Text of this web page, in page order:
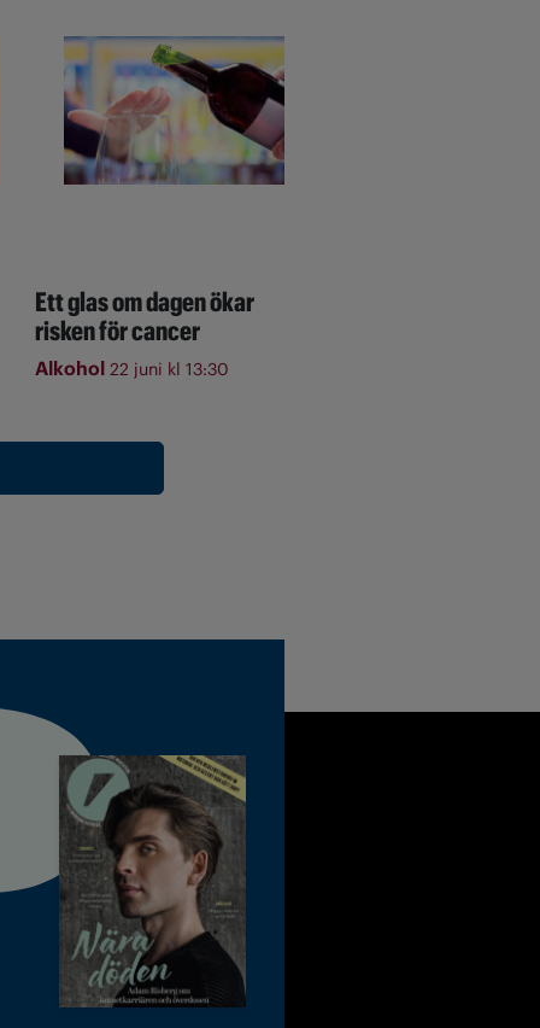
Ett glas om dagen ökar
risken för cancer
Alkohol 22 juni kl 13:30